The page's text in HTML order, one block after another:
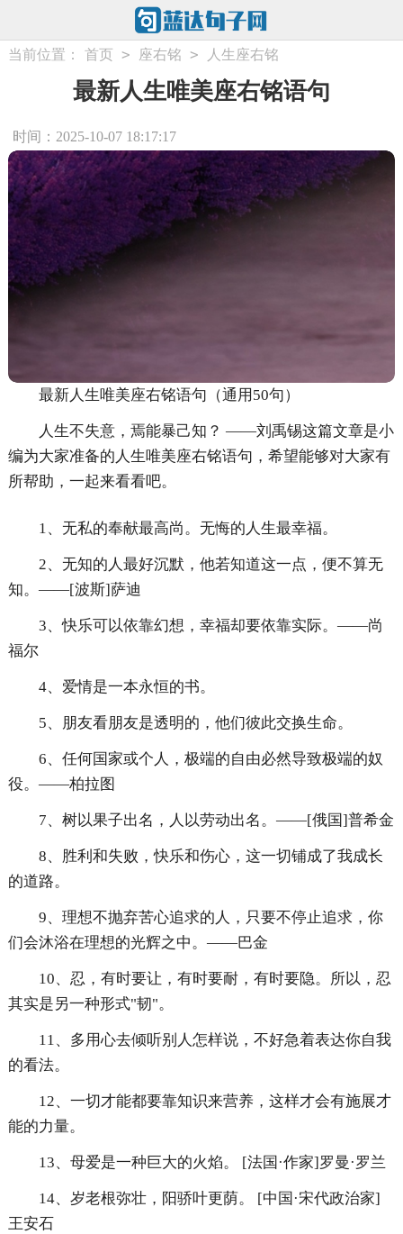
当前位置： 首页 > 座右铭 > 人生座右铭
最新人生唯美座右铭语句
时间：2025-10-07 18:17:17
最新人生唯美座右铭语句（通用50句）
人生不失意，焉能暴己知？ ——刘禹锡这篇文章是小
编为大家准备的人生唯美座右铭语句，希望能够对大家有
所帮助，一起来看看吧。
1、无私的奉献最高尚。无悔的人生最幸福。
2、无知的人最好沉默，他若知道这一点，便不算无
知。——[波斯]萨迪
3、快乐可以依靠幻想，幸福却要依靠实际。——尚
福尔
4、爱情是一本永恒的书。
5、朋友看朋友是透明的，他们彼此交换生命。
6、任何国家或个人，极端的自由必然导致极端的奴
役。——柏拉图
7、树以果子出名，人以劳动出名。——[俄国]普希金
8、胜利和失败，快乐和伤心，这一切铺成了我成长
的道路。
9、理想不抛弃苦心追求的人，只要不停止追求，你
们会沐浴在理想的光辉之中。——巴金
10、忍，有时要让，有时要耐，有时要隐。所以，忍
其实是另一种形式"韧"。
11、多用心去倾听别人怎样说，不好急着表达你自我
的看法。
12、一切才能都要靠知识来营养，这样才会有施展才
能的力量。
13、母爱是一种巨大的火焰。 [法国·作家]罗曼·罗兰
14、岁老根弥壮，阳骄叶更荫。 [中国·宋代政治家]
王安石